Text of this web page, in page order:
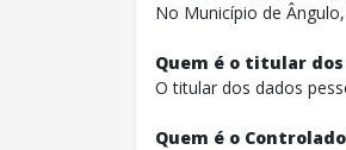
No Município de
Quem é o titular dos
O titular dos dados
Quem é o